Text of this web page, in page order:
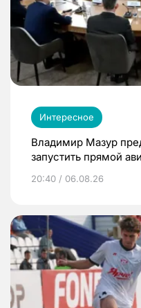
Интересное
Владимир Мазур
запустить прямой
20:40 / 06.08.26